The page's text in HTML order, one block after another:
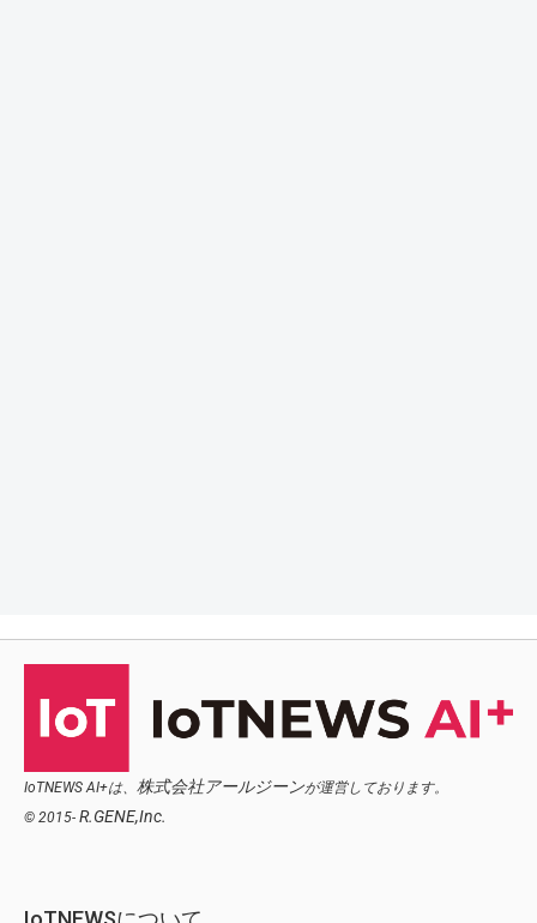
IoTNEWS AI+は、 株式会社アールジーンが運営しております。
© 2015- R.GENE,Inc.